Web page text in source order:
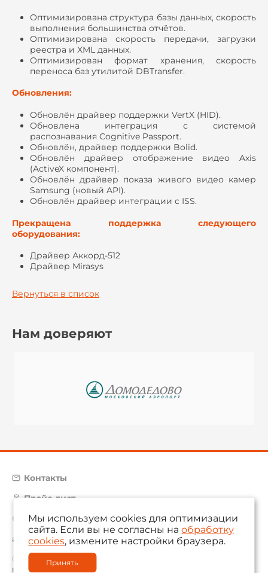
Оптимизирована структура базы данных, скорость
выполнения большинства отчётов.
Оптимизирована скорость передачи, загрузки
реестра и XML данных.
Оптимизирован формат хранения, скорость
переноса баз утилитой DBTransfer.
Обновления:
Обновлён драйвер поддержки VertX (HID).
Обновлена интеграция с системой
распознавания Cognitive Passport.
Обновлён, драйвер поддержки Bolid.
Обновлён драйвер отображение видео Axis
(ActiveX компонент).
Обновлён драйвер показа живого видео камер
Samsung (новый API).
Обновлён драйвер интеграции с ISS.
Прекращена поддержка следующего
оборудования:
Драйвер Аккорд-512
Драйвер Mirasys
Вернуться в список
Нам доверяют
Контакты
Прайс-лист
Карта сайта
aam@aamsystems.ru
© 2004 — 2026 «AAM Systems»
Политика обработки персональных данных
Мы используем cookies для оптимизации
сайта. Если вы не согласны наобработку
cookies, измените настройки браузера.
Принять